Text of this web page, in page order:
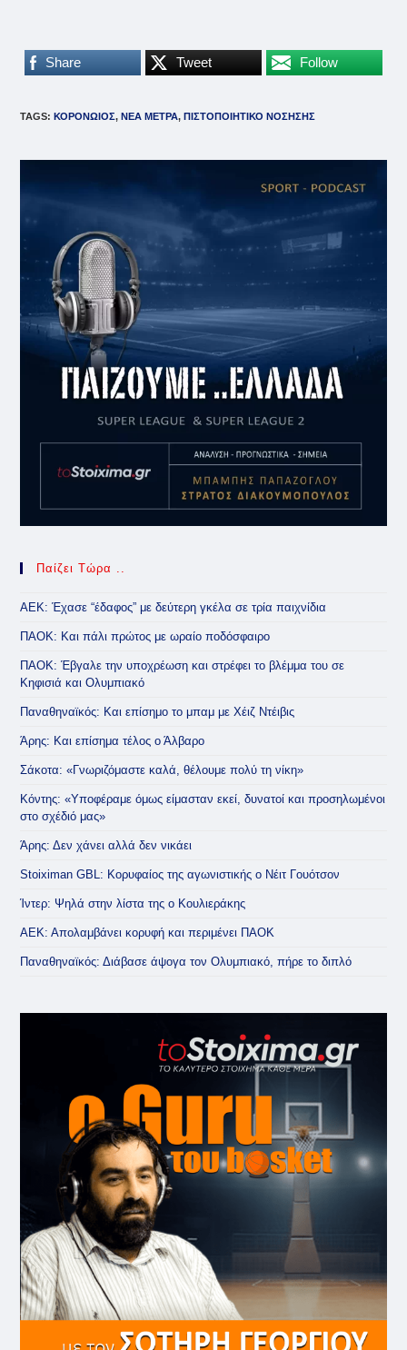
Share Tweet Follow
TAGS:ΚΟΡΟΝΩΙΟΣ, ΝΕΑ ΜΕΤΡΑ, ΠΙΣΤΟΠΟΙΗΤΙΚΟ ΝΟΣΗΣΗΣ
Παίζει Τώρα ..
ΑΕΚ: Έχασε “έδαφος” με δεύτερη γκέλα σε τρία παιχνίδια
ΠΑΟΚ: Και πάλι πρώτος με ωραίο ποδόσφαιρο
ΠΑΟΚ: Έβγαλε την υποχρέωση και στρέφει το βλέμμα του σε
Κηφισιά και Ολυμπιακό
Παναθηναϊκός: Και επίσημο το μπαμ με Χέιζ Ντέιβις
Άρης: Και επίσημα τέλος ο Άλβαρο
Σάκοτα: «Γνωριζόμαστε καλά, θέλουμε πολύ τη νίκη»
Κόντης: «Υποφέραμε όμως είμασταν εκεί, δυνατοί και προσηλωμένοι
στο σχέδιό μας»
Άρης: Δεν χάνει αλλά δεν νικάει
Stoiximan GBL: Κορυφαίος της αγωνιστικής ο Νέιτ Γουότσον
Ίντερ: Ψηλά στην λίστα της ο Κουλιεράκης
ΑΕΚ: Απολαμβάνει κορυφή και περιμένει ΠΑΟΚ
Παναθηναϊκός: Διάβασε άψογα τον Ολυμπιακό, πήρε το διπλό